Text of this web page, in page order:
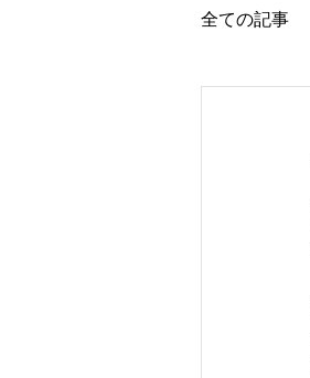
全ての記事